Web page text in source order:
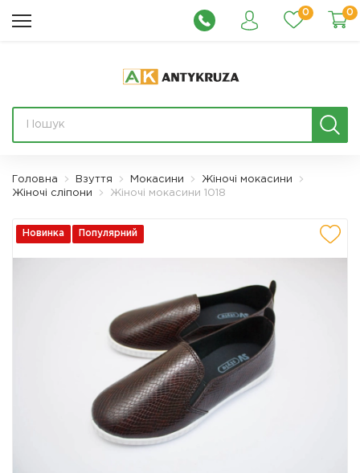
0 0
Головна Взуття Мокасини
Жіночі мокасини
Жіночі сліпони
Жіночі мокасини 1018
Новинка Популярний